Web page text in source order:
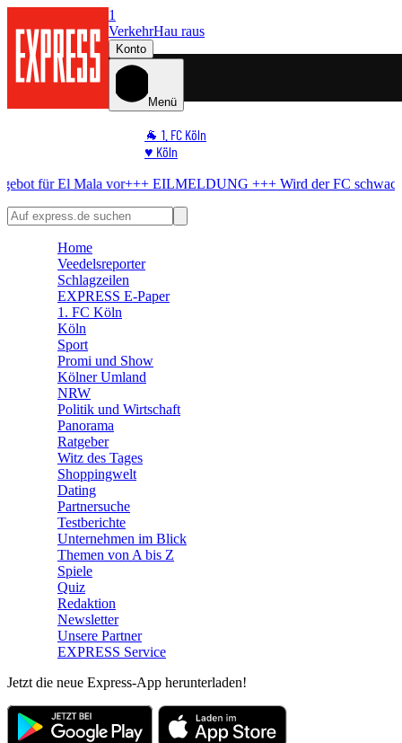
1
VerkehrHau raus
Konto
Menü
🐐 1. FC Köln
♥️ Köln
🏆 Sport
vor+++ EILMELDUNG +++Wird der FC schwach?BVB
Home
Veedelsreporter
Schlagzeilen
EXPRESS E-Paper
1. FC Köln
Köln
Sport
Promi und Show
Kölner Umland
NRW
Politik und Wirtschaft
Panorama
Ratgeber
Witz des Tages
Shoppingwelt
Dating
Partnersuche
Testberichte
Unternehmen im Blick
Themen von A bis Z
Spiele
Quiz
Redaktion
Newsletter
Unsere Partner
EXPRESS Service
Jetzt die neue Express-App herunterladen!